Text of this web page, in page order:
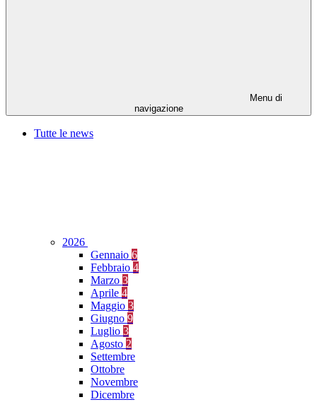
Menu di
navigazione
Tutte le news
2026
Gennaio 6
Febbraio 4
Marzo 3
Aprile 4
Maggio 3
Giugno 9
Luglio 3
Agosto 2
Settembre
Ottobre
Novembre
Dicembre